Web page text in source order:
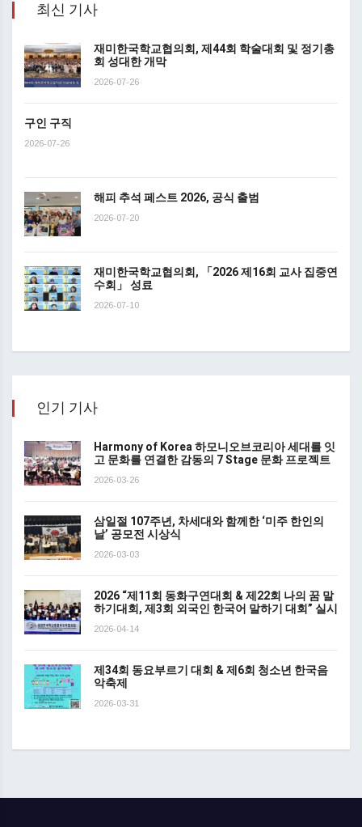
최신 기사
재미한국학교협의회, 제44회 학술대회 및 정기총
회 성대한 개막
2026-07-26
구인 구직
2026-07-26
해피 추석 페스트 2026, 공식 출범
2026-07-20
재미한국학교협의회, 「2026 제16회 교사 집중연
수회」 성료
2026-07-10
인기 기사
Harmony of Korea 하모니오브코리아 세대를 잇
고 문화를 연결한 감동의 7 Stage 문화 프로젝트
2026-03-26
삼일절 107주년, 차세대와 함께한 ‘미주 한인의
날’ 공모전 시상식
2026-03-03
2026 “제11회 동화구연대회 & 제22회 나의 꿈 말
하기대회, 제3회 외국인 한국어 말하기 대회” 실시
2026-04-14
제34회 동요부르기 대회 & 제6회 청소년 한국음
악축제
2026-03-31